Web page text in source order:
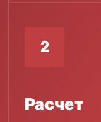
2
Расчет